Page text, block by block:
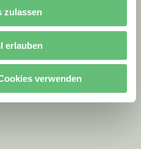
zulassen
erlauben
verwenden